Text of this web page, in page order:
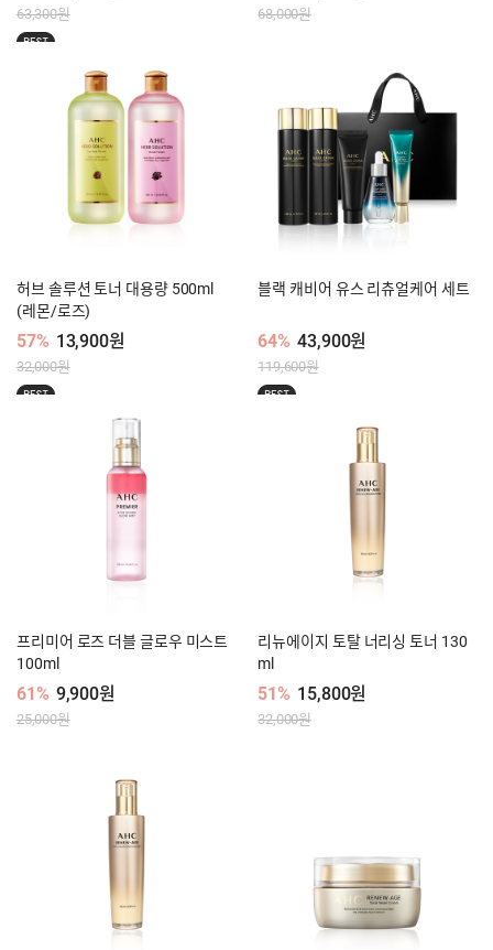
63,300원
BEST
68,000원
허브 솔루션 토너 대용량 500ml
(레몬/로즈)
57% 13,900원
32,000원
BEST
블랙 캐비어 유스 리츄얼케어 세트
64% 43,900원
119,600원
BEST
프리미어 로즈 더블 글로우 미스트
100ml
61% 9,900원
25,000원
리뉴에이지 토탈 너리싱 토너 130
ml
51% 15,800원
32,000원